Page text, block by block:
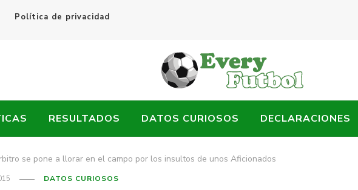
Política de privacidad
RESULTADOS DATOS CURIOSOS DECLARACIONES
se pone a llorar en el campo por los insultos de unos Aficionados
DATOS CURIOSOS